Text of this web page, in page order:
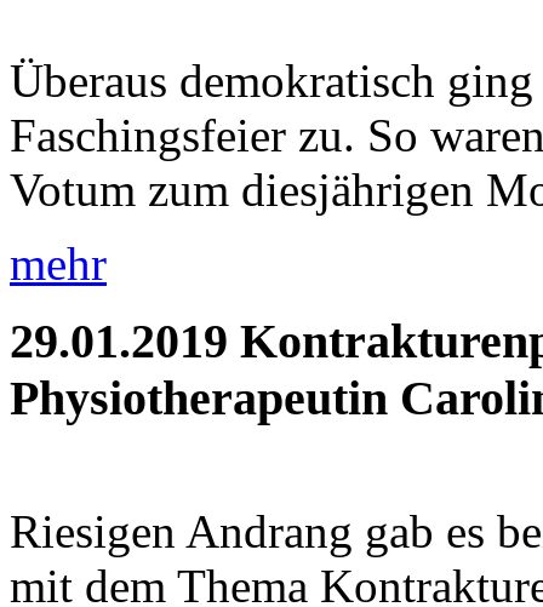
Überaus demokratisch
Faschingsfeier zu. So
Votum zum diesjährigen
mehr
29.01.2019
Physiotherapeutin
Riesigen Andrang gab es
mit dem Thema